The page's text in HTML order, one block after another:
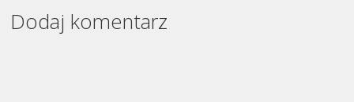
Dodaj komentarz